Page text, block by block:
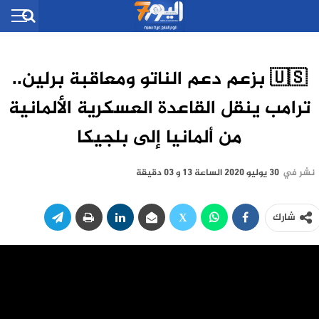
🇺🇸 بزعم دعم الناتو ومعاقبة برلين..
ترامب ينقل القاعدة العسكرية الألمانية
من ألمانيا إلى بلجيكا
نشر في 30 يوليو 2020 الساعة 13 و 03 دقيقة
شارك